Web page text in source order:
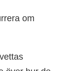
om